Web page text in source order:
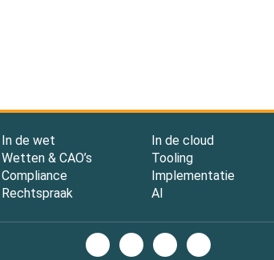
In de wet
Wetten & CAO’s
Compliance
Rechtspraak
In de cloud
Tooling
Implementatie
AI